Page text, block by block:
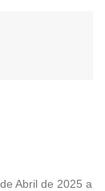
Abril de 2025 a